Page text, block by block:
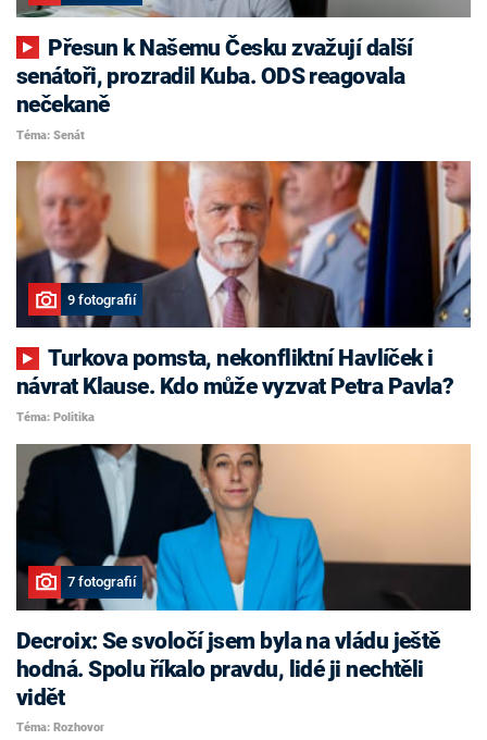
senátoři, prozradil Kuba. ODS reagovala
nečekaně
Téma: Senát
9 fotografií
Turkova pomsta, nekonfliktní Havlíček i
návrat Klause. Kdo může vyzvat Petra Pavla?
Téma: Politika
7 fotografií
Decroix: Se svoločí jsem byla na vládu ještě
hodná. Spolu říkalo pravdu, lidé ji nechtěli
vidět
Téma: Rozhovor